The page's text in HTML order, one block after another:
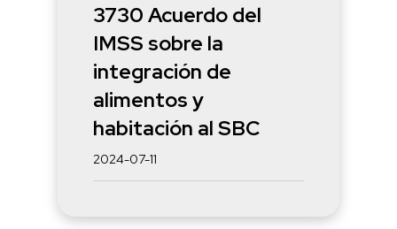
3730 Acuerdo del
IMSS sobre la
integración de
alimentos y
habitación al SBC
2024-07-11